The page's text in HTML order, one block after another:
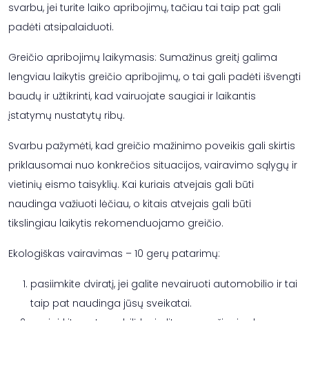
svarbu, jei turite laiko apribojimų, tačiau tai taip pat gali
padėti atsipalaiduoti.
Greičio apribojimų laikymasis: Sumažinus greitį galima
lengviau laikytis greičio apribojimų, o tai gali padėti išvengti
baudų ir užtikrinti, kad vairuojate saugiai ir laikantis
įstatymų nustatytų ribų.
Svarbu pažymėti, kad greičio mažinimo poveikis gali skirtis
priklausomai nuo konkrečios situacijos, vairavimo sąlygų ir
vietinių eismo taisyklių. Kai kuriais atvejais gali būti
naudinga važiuoti lėčiau, o kitais atvejais gali būti
tikslingiau laikytis rekomenduojamo greičio.
Ekologiškas vairavimas – 10 gerų patarimų:
pasiimkite dviratį, jei galite nevairuoti automobilio ir tai
taip pat naudinga jūsų sveikatai.
nusipirkite automobilį, kurio litras nuvažiuoja daug,